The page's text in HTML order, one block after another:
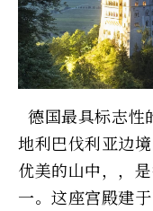
德国最具标志
地利巴伐利亚边
优美的山中，，
一。这座宫殿建